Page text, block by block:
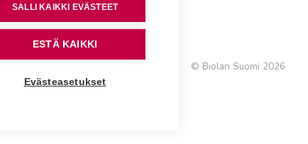
© Biolan Suomi 2026
SALLI KAIKKI EVÄSTEET
ESTÄ KAIKKI
Evästeasetukset